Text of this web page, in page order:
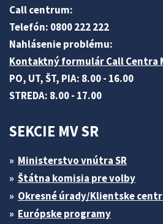
Call centrum:
Telefón: 0800 222 222
Nahlásenie problému:
Kontaktný formulár Call Centra
PO, UT, ŠT, PIA: 8.00 - 16.00
STREDA: 8.00 - 17.00
SEKCIE MV SR
Ministerstvo vnútra SR
Štátna komisia pre volby
Okresné úrady/Klientske
Európske programy